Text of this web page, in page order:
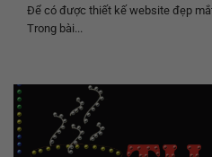
Để có được thiết kế website đẹp
Trong bài...